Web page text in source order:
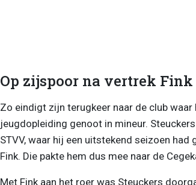
Op zijspoor na vertrek Fink
Zo eindigt zijn terugkeer naar de club
jeugdopleiding genoot in mineur.
STVV, waar hij een uitstekend seizoen
Fink. Die pakte hem dus mee naar de
Met Fink aan het roer was Steuckers